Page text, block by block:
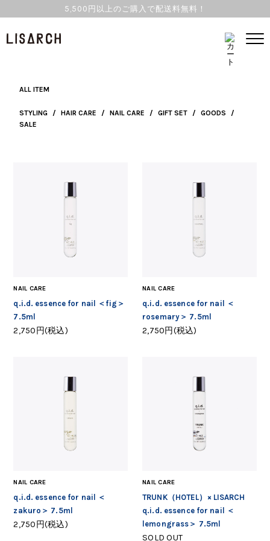
ALL ITEM
STYLING / HAIR CARE / NAIL CARE / GIFT SET / GOODS
/
SALE
NAIL CARE
q.i.d. essence for nail ＜fig＞
7.5ml
2,750円(税込)
NAIL CARE
q.i.d. essence for nail ＜
rosemary＞ 7.5ml
2,750円(税込)
NAIL CARE
q.i.d. essence for nail ＜
zakuro＞ 7.5ml
2,750円(税込)
NAIL CARE
TRUNK（HOTEL）× LISARCH
q.i.d. essence for nail ＜
lemongrass＞ 7.5ml
SOLD OUT
5,500円以上のご購入で配送料無料！